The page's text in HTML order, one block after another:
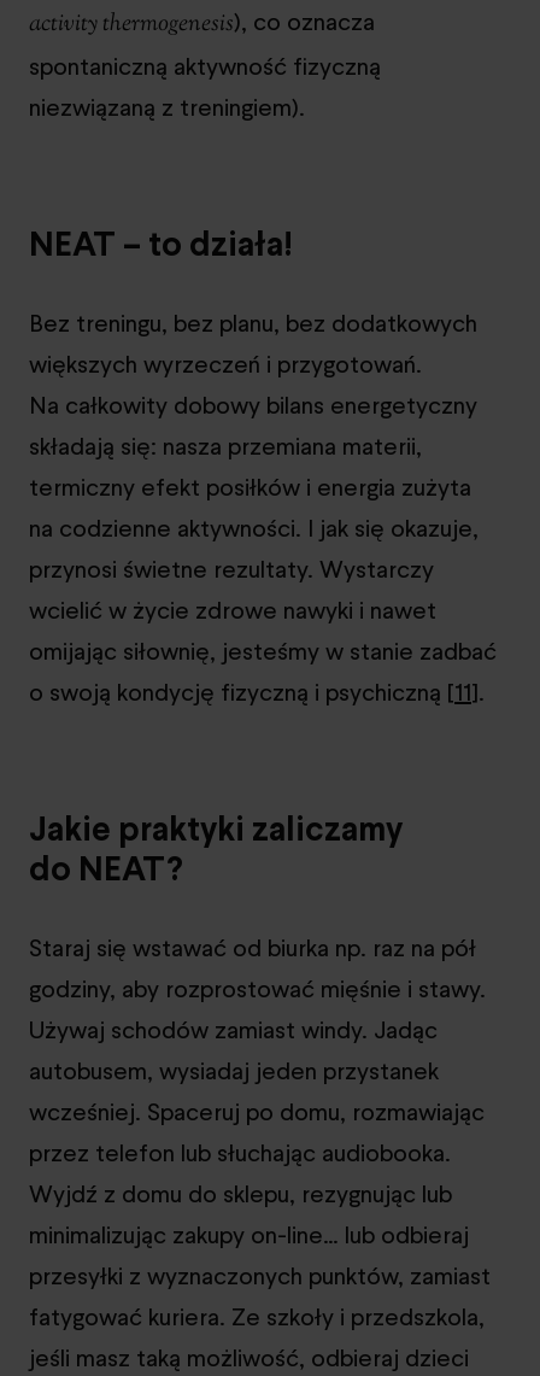
activity thermogenesis), co oznacza
spontaniczną aktywność fizyczną
niezwiązaną z treningiem).
NEAT – to działa!
Bez treningu, bez planu, bez dodatkowych
większych wyrzeczeń i przygotowań.
Na całkowity dobowy bilans energetyczny
składają się: nasza przemiana materii,
termiczny efekt posiłków i energia zużyta
na codzienne aktywności. I jak się okazuje,
przynosi świetne rezultaty. Wystarczy
wcielić w życie zdrowe nawyki i nawet
omijając siłownię, jesteśmy w stanie zadbać
o swoją kondycję fizyczną i psychiczną [11].
Jakie praktyki zaliczamy
do NEAT?
Staraj się wstawać od biurka np. raz na pół
godziny, aby rozprostować mięśnie i stawy.
Używaj schodów zamiast windy. Jadąc
autobusem, wysiadaj jeden przystanek
wcześniej. Spaceruj po domu, rozmawiając
przez telefon lub słuchając audiobooka.
Wyjdź z domu do sklepu, rezygnując lub
minimalizując zakupy on-line… lub odbieraj
przesyłki z wyznaczonych punktów, zamiast
fatygować kuriera. Ze szkoły i przedszkola,
jeśli masz taką możliwość, odbieraj dzieci